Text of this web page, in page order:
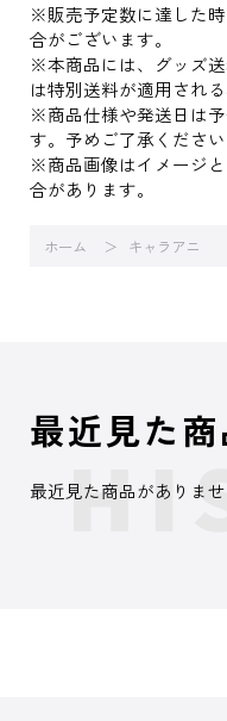
※販売予定数に達した
合がございます。
※本商品には、グッズ
は特別送料が適用され
※商品仕様や発送日は
す。予めご了承ください
※商品画像はイメージ
合があります。
ホーム キャラアニ
最近見た商
最近見た商品がありませ